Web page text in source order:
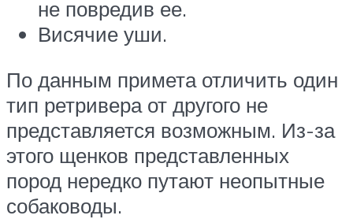
не повредив ее.
Висячие уши.
По данным примета отличить один
тип ретривера от другого не
представляется возможным. Из-за
этого щенков представленных
пород нередко путают неопытные
собаководы.